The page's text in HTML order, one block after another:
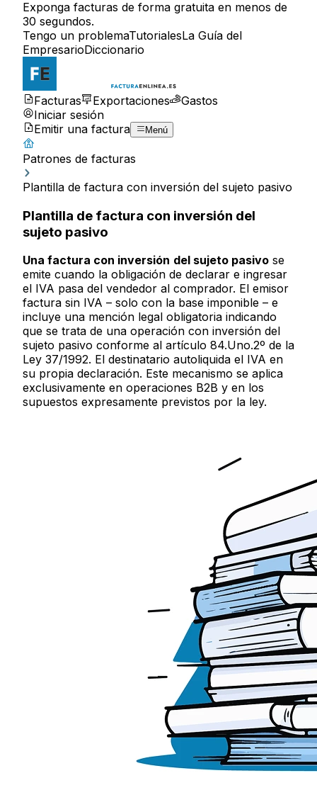
Exponga facturas de forma gratuita en menos de
30 segundos.
Tengo un problemaTutorialesLa Guía del
EmpresarioDiccionario
Facturas Exportaciones
Gastos
Iniciar sesión
Emitir una factura
Menú
Patrones de facturas
Plantilla de factura con inversión del sujeto pasivo
Plantilla de factura con inversión del
sujeto pasivo
Una factura con inversión del sujeto pasivo se
emite cuando la obligación de declarar e ingresar
el IVA pasa del vendedor al comprador. El emisor
factura sin IVA – solo con la base imponible – e
incluye una mención legal obligatoria indicando
que se trata de una operación con inversión del
sujeto pasivo conforme al artículo 84.Uno.2º de la
Ley 37/1992. El destinatario autoliquida el IVA en
su propia declaración. Este mecanismo se aplica
exclusivamente en operaciones B2B y en los
supuestos expresamente previstos por la ley.